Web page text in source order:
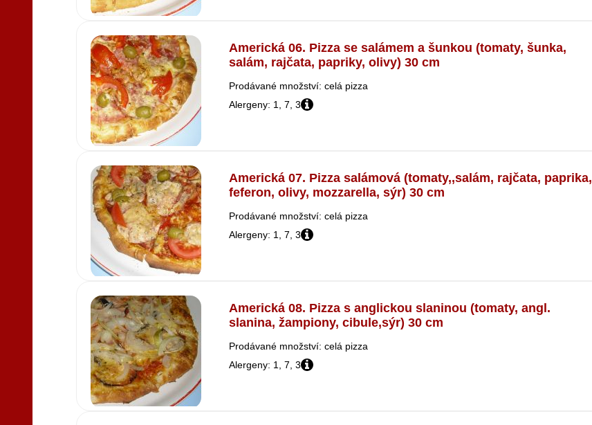
Americká 06. Pizza se salámem a šunkou (tomaty, šunka,
salám, rajčata, papriky, olivy) 30 cm
Prodávané množství: celá pizza
Alergeny: 1, 7, 3
Americká 07. Pizza salámová (tomaty,,salám, rajčata, paprika,
feferon, olivy, mozzarella, sýr) 30 cm
Prodávané množství: celá pizza
Alergeny: 1, 7, 3
Americká 08. Pizza s anglickou slaninou (tomaty, angl.
slanina, žampiony, cibule,sýr) 30 cm
Prodávané množství: celá pizza
Alergeny: 1, 7, 3